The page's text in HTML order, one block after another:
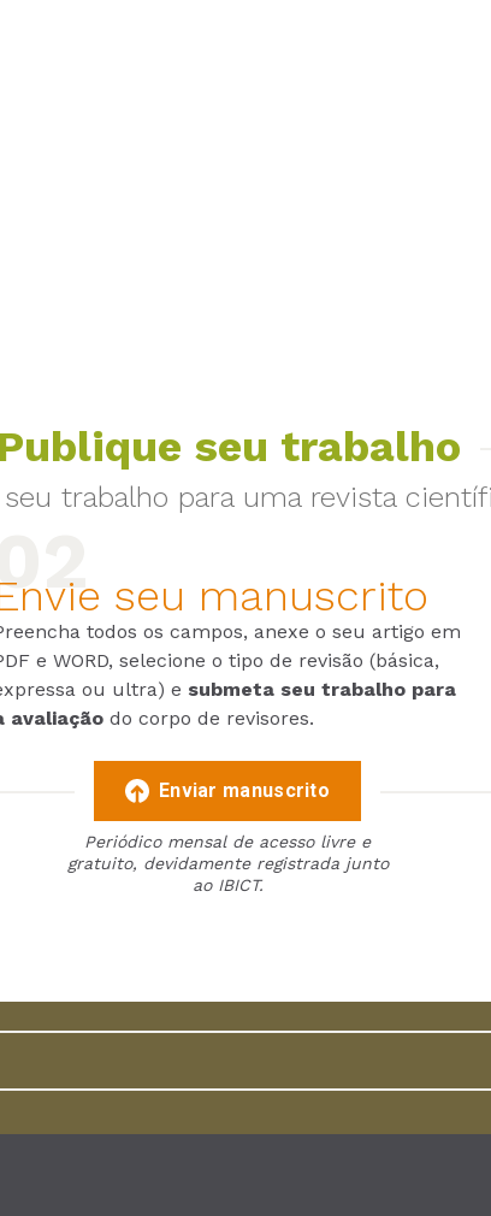
Publique seu trabalho
trabalho para uma revista
seu manuscrito
todos os campos, anexe o seu artigo em
e WORD, selecione o tipo de revisão (básica,
ou ultra) e submeta seu trabalho para
avaliação do corpo de revisores.
Enviar manuscrito
Periódico mensal de acesso livre e
gratuito, devidamente registrada junto
ao IBICT.